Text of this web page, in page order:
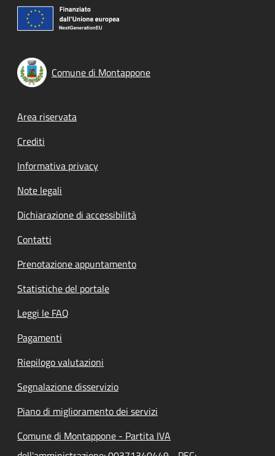
Comune di Montappone
Footer menu
Area riservata
Crediti
Informativa privacy
Note legali
Dichiarazione di accessibilità
Contatti
Prenotazione appuntamento
Statistiche del portale
Leggi le FAQ
Pagamenti
Riepilogo valutazioni
Segnalazione disservizio
Piano di miglioramento dei servizi
Comune di Montappone - Partita IVA